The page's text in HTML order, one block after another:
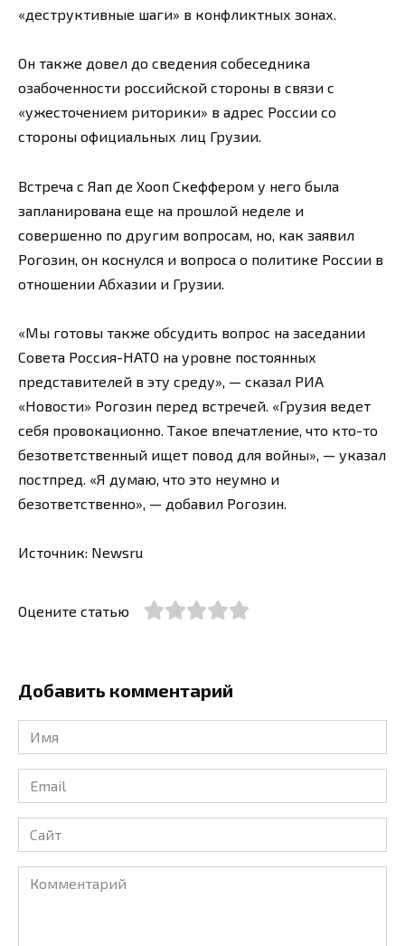
«деструктивные шаги» в конфликтных зонах.
Он также довел до сведения собеседника
озабоченности российской стороны в связи с
«ужесточением риторики» в адрес России со
стороны официальных лиц Грузии.
Встреча с Яап де Хооп Скеффером у него была
запланирована еще на прошлой неделе и
совершенно по другим вопросам, но, как заявил
Рогозин, он коснулся и вопроса о политике России в
отношении Абхазии и Грузии.
«Мы готовы также обсудить вопрос на заседании
Совета Россия-НАТО на уровне постоянных
представителей в эту среду», — сказал РИА
«Новости» Рогозин перед встречей. «Грузия ведет
себя провокационно. Такое впечатление, что кто-то
безответственный ищет повод для войны», — указал
постпред. «Я думаю, что это неумно и
безответственно», — добавил Рогозин.
Источник: Newsru
Оцените статью
Добавить комментарий
Имя
*
Email
*
Сайт
Комментарий